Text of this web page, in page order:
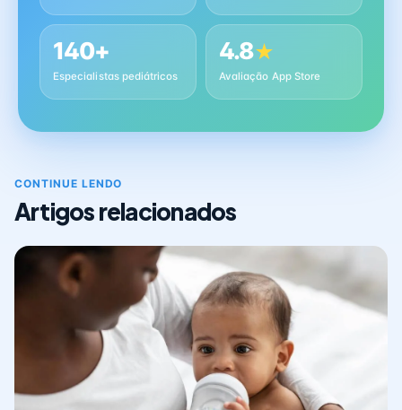
140+
Especialistas pediátricos
4.8★
Avaliação App Store
CONTINUE LENDO
Artigos relacionados